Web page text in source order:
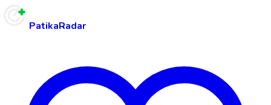
PatikaRadar